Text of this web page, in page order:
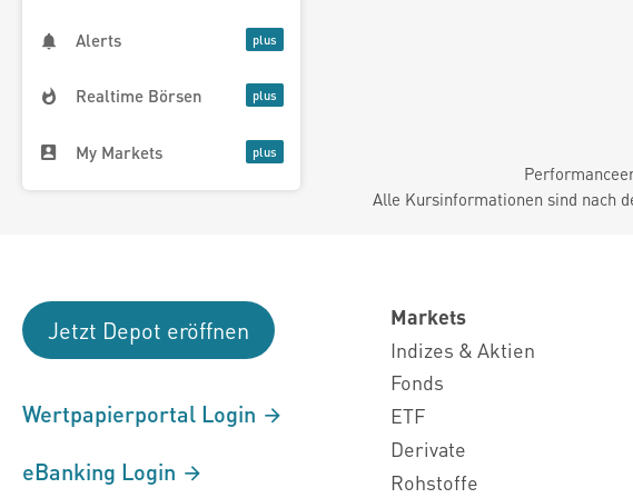
Alerts
Realtime Börsen
My Markets
Alle Kursinformationen sind nach
Jetzt Depot eröffnen
Wertpapierportal Login
eBanking Login
Markets
Indizes & Aktien
Fonds
ETF
Derivate
Rohstoffe